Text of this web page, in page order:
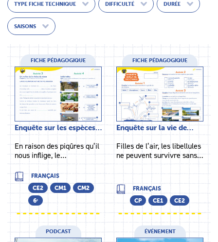
TYPE FICHE TECHNIQUE DIFFICULTÉ DURÉE
SAISONS
FICHE PÉDAGOGIQUE
Enquête sur les espèces…
En raison des piqûres qu’il
nous inflige, le…
FRANÇAIS
CE2
CM1
CM2
6ᵉ
FICHE PÉDAGOGIQUE
Enquête sur la vie de…
Filles de l’air, les libellules
ne peuvent survivre sans…
FRANÇAIS
CP
CE1 CE2
PODCAST ÉVÉNEMENT